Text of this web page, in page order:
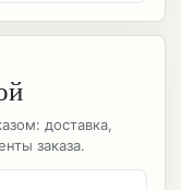
доставка,
заказа.